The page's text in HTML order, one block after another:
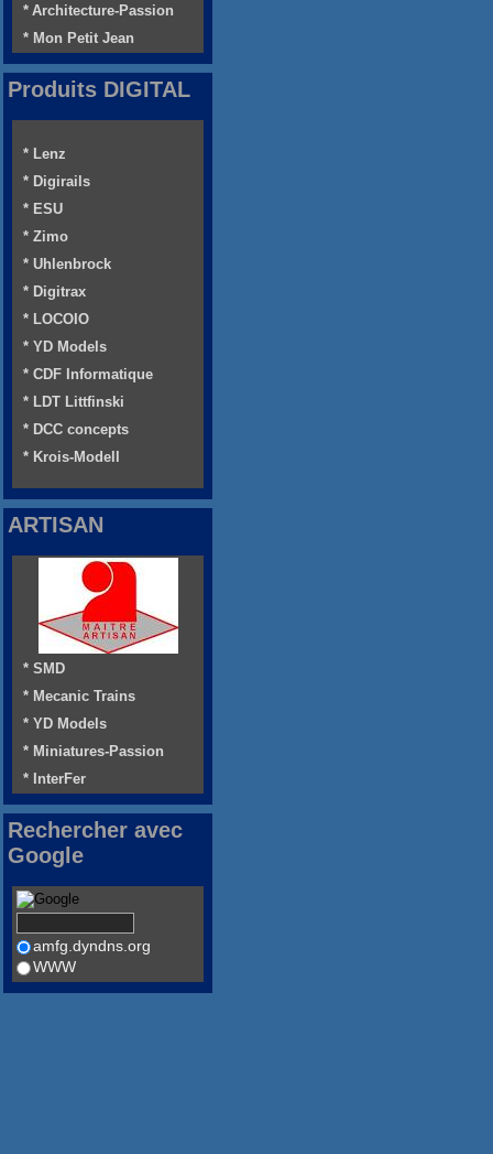
* Architecture-Passion
* Mon Petit Jean
Produits DIGITAL
* Lenz
* Digirails
* ESU
* Zimo
* Uhlenbrock
* Digitrax
* LOCOIO
* YD Models
* CDF Informatique
* LDT Littfinski
* DCC concepts
* Krois-Modell
ARTISAN
* SMD
* Mecanic Trains
* YD Models
* Miniatures-Passion
* InterFer
Rechercher avec
Google
amfg.dyndns.org
WWW